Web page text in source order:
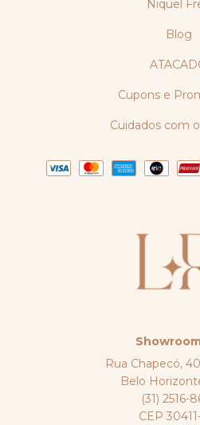
Niquel
Blog
Cupons e
Cuidados com
Rua Chapecó,
Belo
(31) 2516-
CEP